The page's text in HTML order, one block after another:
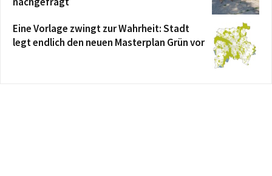
Eine Vorlage zwingt zur Wahrheit: Stadt
legt endlich den neuen Masterplan Grün vor